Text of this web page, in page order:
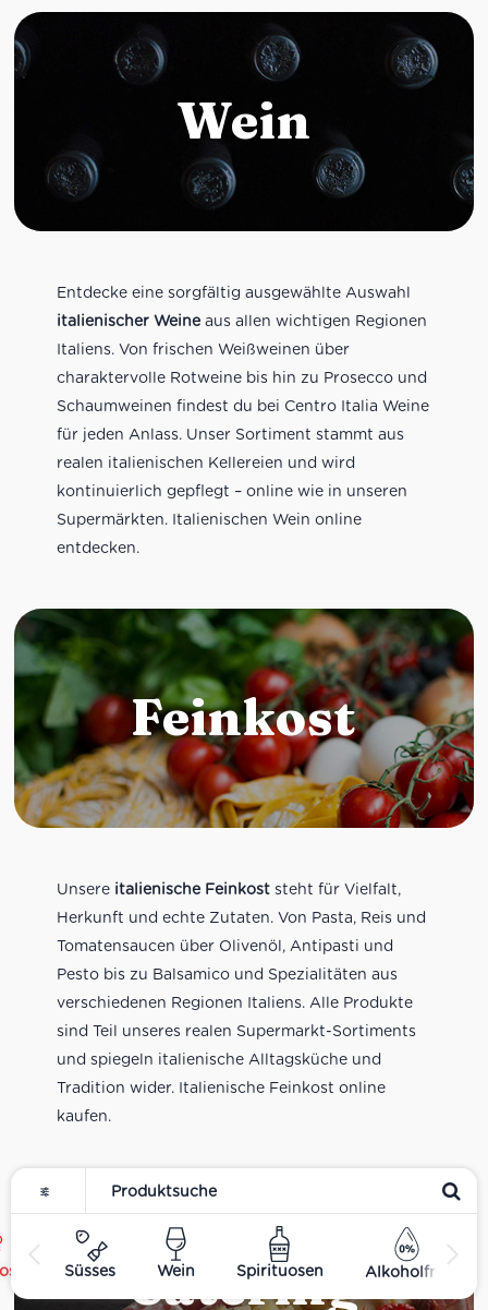
Süsses Wein Spirituosen Alkoholfrei
Wein
Entdecke eine sorgfältig ausgewählte Auswahl
italienischer Weineaus allen wichtigen Regionen
Italiens. Von frischen Weißweinen über
charaktervolle Rotweine bis hin zu Prosecco und
Schaumweinen findest du bei Centro Italia Weine
für jeden Anlass. Unser Sortiment stammt aus
realen italienischen Kellereien und wird
kontinuierlich gepflegt – online wie in unseren
Supermärkten. Italienischen Wein online
entdecken.
Feinkost
Unsere italienische Feinkoststeht für Vielfalt,
Herkunft und echte Zutaten. Von Pasta, Reis und
Tomatensaucen über Olivenöl, Antipasti und
Pesto bis zu Balsamico und Spezialitäten aus
verschiedenen Regionen Italiens. Alle Produkte
sind Teil unseres realen Supermarkt-Sortiments
und spiegeln italienische Alltagsküche und
Tradition wider. Italienische Feinkost online
kaufen.
Catering